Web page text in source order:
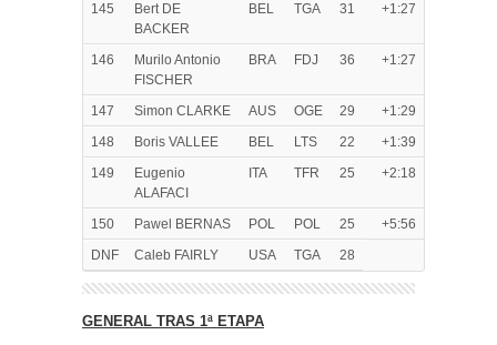
145
Bert DE
BACKER
BEL TGA 31 +1:27
146
Murilo Antonio
FISCHER
BRA FDJ 36 +1:27
147 Simon CLARKE AUS OGE 29
+1:29
148
Boris VALLEE BEL LTS 22
+1:39
149
Eugenio
ALAFACI
ITA TFR 25 +2:18
150 Pawel BERNAS POL POL 25
+5:56
DNF
Caleb FAIRLY USA TGA 28
GENERAL TRAS 1ª ETAPA